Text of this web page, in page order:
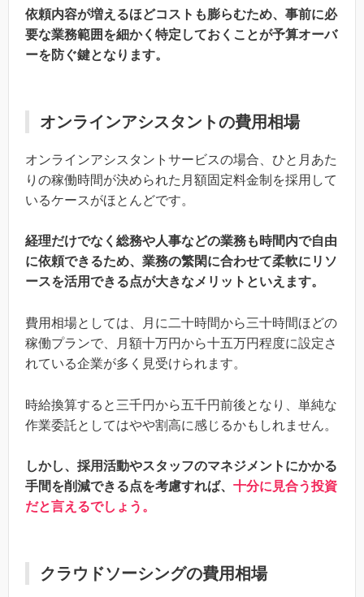
依頼内容が増えるほどコストも膨らむため、事前に必
要な業務範囲を細かく特定しておくことが予算オーバ
ーを防ぐ鍵となります。
オンラインアシスタントの費用相場
オンラインアシスタントサービスの場合、ひと月あた
りの稼働時間が決められた月額固定料金制を採用して
いるケースがほとんどです。
経理だけでなく総務や人事などの業務も時間内で自由
に依頼できるため、業務の繁閑に合わせて柔軟にリソ
ースを活用できる点が大きなメリットといえます。
費用相場としては、月に二十時間から三十時間ほどの
稼働プランで、月額十万円から十五万円程度に設定さ
れている企業が多く見受けられます。
時給換算すると三千円から五千円前後となり、単純な
作業委託としてはやや割高に感じるかもしれません。
しかし、採用活動やスタッフのマネジメントにかかる
手間を削減できる点を考慮すれば、 十分に見合う投資
だと言えるでしょう。
クラウドソーシングの費用相場